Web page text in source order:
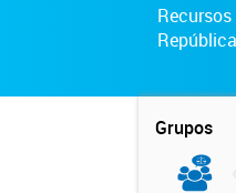
Grupos